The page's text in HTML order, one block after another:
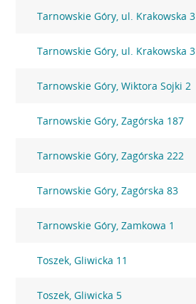
Tarnowskie Góry, ul. Krakowska 3
Tarnowskie Góry, ul. Krakowska 3
Tarnowskie Góry, Wiktora Sojki 2
Tarnowskie Góry, Zagórska 187
Tarnowskie Góry, Zagórska 222
Tarnowskie Góry, Zagórska 83
Tarnowskie Góry, Zamkowa 1
Toszek, Gliwicka 11
Toszek, Gliwicka 5